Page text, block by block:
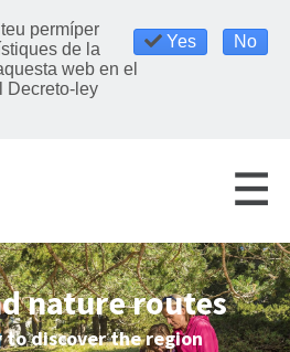
Yes No
permíper
de la
web en el
Decreto-ley
nature routes
to discover the region